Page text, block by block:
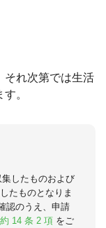
それ次第では生活
。
したものおよび
たものとなりま
認のうえ、申請
14 条 2 項 をご